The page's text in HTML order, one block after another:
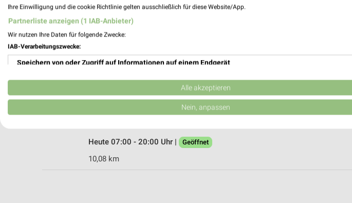
HORNBACH Velten
16727 Velten
Heute 07:00 - 20:00 Uhr | Geöffnet
HORNBACH Berlin-Mariendorf
Grossbeerenstraße 133
Heute 07:00 - 20:00 Uhr |
Geöffnet
10,08 km
Ihre Einwilligung und die cookie Richtlinie gelten ausschließlich für diese Website/App.
Partnerliste anzeigen (1 IAB-Anbieter)
Wir nutzen Ihre Daten für folgende Zwecke:
IAB-Verarbeitungszwecke:
Speichern von oder Zugriff auf Informationen auf einem Endgerät
Verwendung reduzierter Daten zur Auswahl von Werbeanzeigen
Erstellung von Profilen für personalisierte Werbung
Erstellung von Profilen zur Personalisierung von Inhalten
Alle akzeptieren
Nein, anpassen